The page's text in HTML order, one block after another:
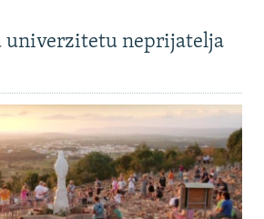
univerzitetu neprijatelja